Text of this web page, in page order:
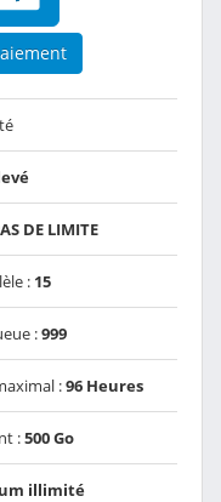
DE LIMITE
: 15
:999
:96 Heures
:500 Go
illimité